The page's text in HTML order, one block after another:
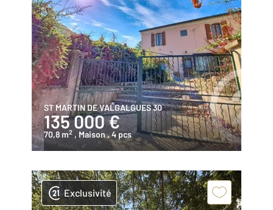
ST MARTIN DE VALGALGUES 30
135 000 €
70,8 m2 , Maison, 4 pcs
Exclusivité